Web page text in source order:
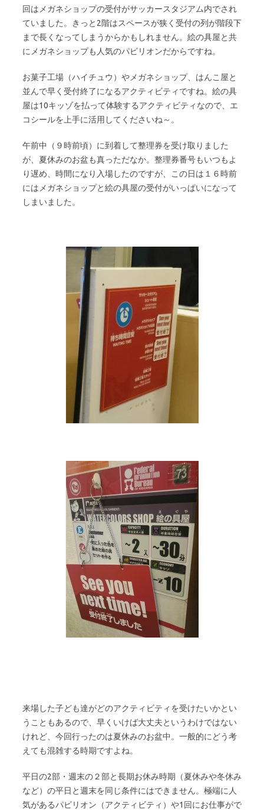
回はメガネショップの受付がサッカースタジアム内でされ
ていました。きっと2階はスペースが狭く受付の列が階段下
まで長くなってしまうからかもしれません。絵の具屋と共
にメガネショップも人気のパビリオンだからですね。
お菓子工場（ハイチュウ）やメガネショップ、はんこ屋と
並んで早く受付終了になるアクティビティですね。絵の具
屋は10キッゾを払って体験するアクティビティなので、エ
コシールを上手に活用してくださいね～。
午前中（９時前頃）に到着して整理券を受け取りました
が、夏休みのお盆も真っただなか。整理券番号もいつもよ
り遅め、時間になり入場したのですが、この日は１６時前
にはメガネショップと絵の具屋の受付がいっぱいになって
しまいました。
来場した子ども達がどのアクティビティを受けたいかとい
うこともあるので、早くいけば大丈夫というわけではない
けれど、今回行ったのは夏休みのお盆中。一般的にどう考
えても混雑する時期ですよね。
平日の2部・週末の２部と長期お休み時期（夏休みや冬休み
など）の平日と週末を同じ条件にはできません。極端に人
気があるパビリオン（アクティビティ）や1回にお仕事がで